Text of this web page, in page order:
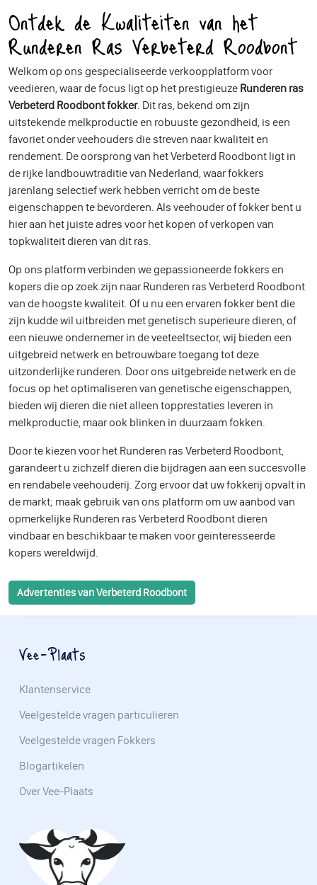
Ontdek de Kwaliteiten van het
Runderen Ras Verbeterd Roodbont
Welkom op ons gespecialiseerde verkoopplatform voor
veedieren, waar de focus ligt op het prestigieuze Runderen ras
Verbeterd Roodbont fokker. Dit ras, bekend om zijn
uitstekende melkproductie en robuuste gezondheid, is een
favoriet onder veehouders die streven naar kwaliteit en
rendement. De oorsprong van het Verbeterd Roodbont ligt in
de rijke landbouwtraditie van Nederland, waar fokkers
jarenlang selectief werk hebben verricht om de beste
eigenschappen te bevorderen. Als veehouder of fokker bent u
hier aan het juiste adres voor het kopen of verkopen van
topkwaliteit dieren van dit ras.
Op ons platform verbinden we gepassioneerde fokkers en
kopers die op zoek zijn naar Runderen ras Verbeterd Roodbont
van de hoogste kwaliteit. Of u nu een ervaren fokker bent die
zijn kudde wil uitbreiden met genetisch superieure dieren, of
een nieuwe ondernemer in de veeteeltsector, wij bieden een
uitgebreid netwerk en betrouwbare toegang tot deze
uitzonderlijke runderen. Door ons uitgebreide netwerk en de
focus op het optimaliseren van genetische eigenschappen,
bieden wij dieren die niet alleen topprestaties leveren in
melkproductie, maar ook blinken in duurzaam fokken.
Door te kiezen voor het Runderen ras Verbeterd Roodbont,
garandeert u zichzelf dieren die bijdragen aan een succesvolle
en rendabele veehouderij. Zorg ervoor dat uw fokkerij opvalt in
de markt; maak gebruik van ons platform om uw aanbod van
opmerkelijke Runderen ras Verbeterd Roodbont dieren
vindbaar en beschikbaar te maken voor geïnteresseerde
kopers wereldwijd.
Advertenties van Verbeterd Roodbont
Vee-Plaats
Klantenservice
Veelgestelde vragen particulieren
Veelgestelde vragen Fokkers
Blogartikelen
Over Vee-Plaats